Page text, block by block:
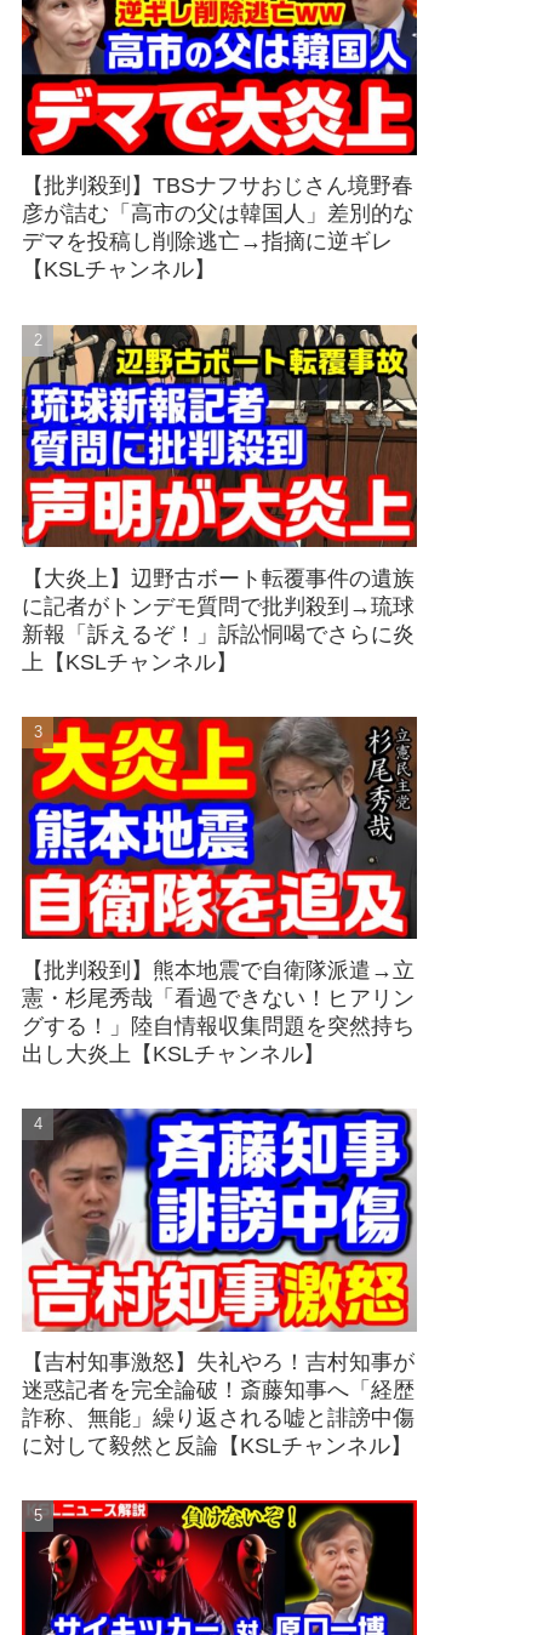
【批判殺到】TBSナフサおじさん境野春
彦が詰む「高市の父は韓国人」差別的な
デマを投稿し削除逃亡→指摘に逆ギレ
【KSLチャンネル】
【大炎上】辺野古ボート転覆事件の遺族
に記者がトンデモ質問で批判殺到→琉球
新報「訴えるぞ！」訴訟恫喝でさらに炎
上【KSLチャンネル】
【批判殺到】熊本地震で自衛隊派遣→立
憲・杉尾秀哉「看過できない！ヒアリン
グする！」陸自情報収集問題を突然持ち
出し大炎上【KSLチャンネル】
【吉村知事激怒】失礼やろ！吉村知事が
迷惑記者を完全論破！斎藤知事へ「経歴
詐称、無能」繰り返される嘘と誹謗中傷
に対して毅然と反論【KSLチャンネル】